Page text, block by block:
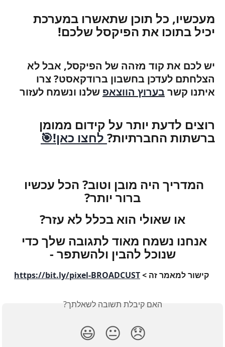
מעכשיו, כל תוכן שתאשרו במערכת
יכיל בתוכו את הפיקסל שלכם!
יש לכם את קוד מזהה של הפיקסל, אבל לא
הצלחתם לעדכן בחשבון ברודקאסט? צרו
איתנו קשר בערוץ הווצאפ שלנו ונשמח לעזור
רוצים לדעת יותר על קידום ממומן
ברשתות החברתיות? לחצו כאן!🎯
המדריך היה מובן וטוב? הכל עכשיו
ברור יותר?
או שאולי הוא בכלל לא עזר?
אנחנו נשמח מאוד לתגובה שלך כדי
שנוכל להבין ולהשתפר -
https://bit.ly/pixel-BROADCUST
האם קיבלת תשובה לשאלתך?
😞
😐
😃